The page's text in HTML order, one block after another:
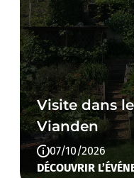
Visite dans
Vianden
07/10/2026
DÉCOUVRIR